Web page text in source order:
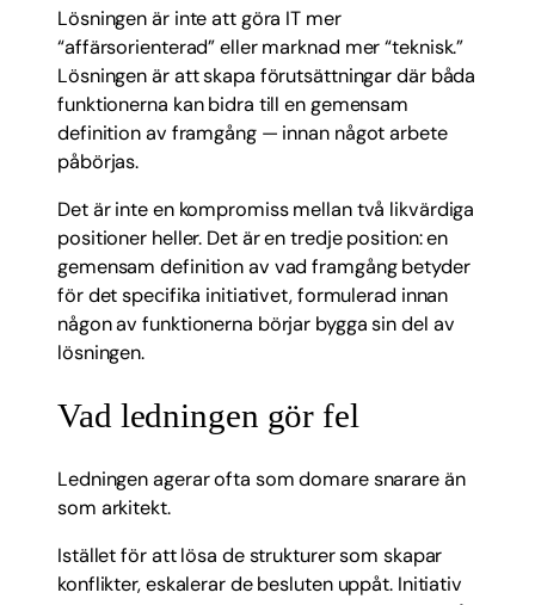
Lösningen är inte att göra IT mer
“affärsorienterad” eller marknad mer “teknisk.”
Lösningen är att skapa förutsättningar där båda
funktionerna kan bidra till en gemensam
definition av framgång — innan något arbete
påbörjas.
Det är inte en kompromiss mellan två likvärdiga
positioner heller. Det är en tredje position: en
gemensam definition av vad framgång betyder
för det specifika initiativet, formulerad innan
någon av funktionerna börjar bygga sin del av
lösningen.
Vad ledningen gör fel
Ledningen agerar ofta som domare snarare än
som arkitekt.
Istället för att lösa de strukturer som skapar
konflikter, eskalerar de besluten uppåt. Initiativ